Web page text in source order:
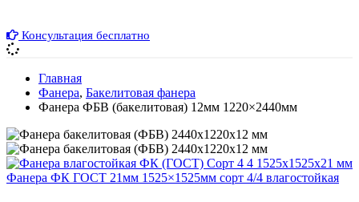
Консультация бесплатно
Главная
Фанера, Бакелитовая фанера
Фанера ФБВ (бакелитовая) 12мм 1220×2440мм
Фанера ФК ГОСТ 21мм 1525×1525мм сорт 4/4 влагостойкая